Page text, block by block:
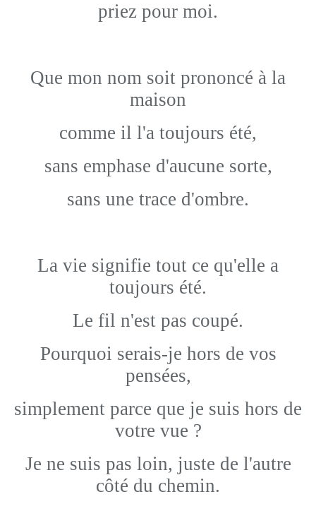
priez pour moi.
Que mon nom soit prononcé à la
maison
comme il l'a toujours été,
sans emphase d'aucune sorte,
sans une trace d'ombre.
La vie signifie tout ce qu'elle a
toujours été.
Le fil n'est pas coupé.
Pourquoi serais-je hors de vos
pensées,
simplement parce que je suis hors de
votre vue ?
Je ne suis pas loin, juste de l'autre
côté du chemin.